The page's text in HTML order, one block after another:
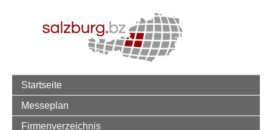
Startseite
Messeplan
Firmenverzeichnis